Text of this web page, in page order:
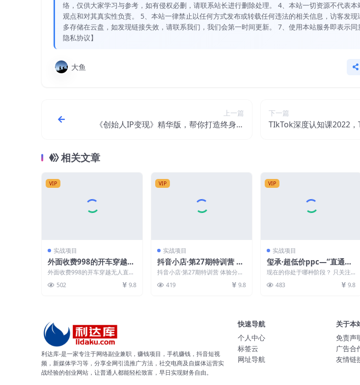
络，仅供大家学习与参考，如有侵权必删，请联系站长进行删除处理。 4、本站一切资源不代表
观点和对其真实性负责。 5、本站一律禁止以任何方式发布或转载任何违法的相关信息，访客发
多存储在云盘，如发现链接失效，请联系我们，我们会第一时间更新。 7、使用本站服务即表示
隐私协议】
大鱼
上一篇
《创始人IP变现》精华版，帮你打造终身私
下一篇
TIkTok深度认知课2022
相关文章
VIP
实战项目
外面收费998的开车穿越无
人直播玩法简单好入手纯纯
外面收费998的开车穿越无人直播
车穿越的直播间气氛...
502 9.8
VIP
实战项目
抖音小店·第27期特训营 体
验分拉升/商品卡引流/投流
效果优化/精选联盟引流/等
抖音小店·第27期特训营 体验分拉
联盟引流/等...
419 9.8
VIP
实战项目
玺承·超低价ppc—“直通
车、引力魔方、万相台”全
现在的你处于哪种阶段？ 只关注
需求无法满足...
483 9.8
利达库-是一家专注于网络副业兼职，赚钱项目，手机赚钱，抖音短视
频，新媒体学习等，分享全网引流推广方法，社交电商及自媒体运营实
战经验的创业网站，让普通人都能轻松致富，早日实现财务自由。
快速导航
个人中心
标签云
网址导航
关于本
免责声
广告合
友情链